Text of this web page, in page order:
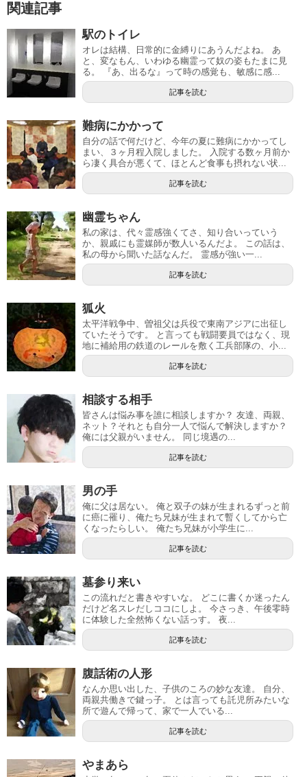
関連記事
駅のトイレ
オレは結構、日常的に金縛りにあうんだよね。 あ
と、変なもん、いわゆる幽霊って奴の姿もたまに見
る。 『あ、出るな』って時の感覚も、敏感に感...
記事を読む
難病にかかって
自分の話で何だけど、今年の夏に難病にかかってし
まい、３ヶ月程入院しました。 入院する数ヶ月前か
ら凄く具合が悪くて、ほとんど食事も摂れない状...
記事を読む
幽霊ちゃん
私の家は、代々霊感強くてさ、知り合いっていう
か、親戚にも霊媒師が数人いるんだよ。 この話は、
私の母から聞いた話なんだ。 霊感が強い一...
記事を読む
狐火
太平洋戦争中、曽祖父は兵役で東南アジアに出征し
ていたそうです。 と言っても戦闘要員ではなく、現
地に補給用の鉄道のレールを敷く工兵部隊の、小...
記事を読む
相談する相手
皆さんは悩み事を誰に相談しますか？ 友達、両親、
ネット？それとも自分一人で悩んで解決しますか？
俺には父親がいません。 同じ境遇の...
記事を読む
男の手
俺に父は居ない。 俺と双子の妹が生まれるずっと前
に癌に罹り、俺たち兄妹が生まれて暫くしてから亡
くなったらしい。 俺たち兄妹が小学生に...
記事を読む
墓参り来い
この流れだと書きやすいな。 どこに書くか迷ったん
だけど名スレだしココにしよ。 今さっき、午後零時
に体験した全然怖くない話っす。 夜...
記事を読む
腹話術の人形
なんか思い出した、子供のころの妙な友達。 自分、
両親共働きで鍵っ子。 とは言っても託児所みたいな
所で遊んで帰って、家で一人でいる...
記事を読む
やまあら